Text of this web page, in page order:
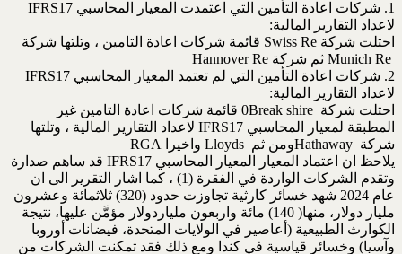
لاعداد التقارير المالية: ‏
احتلت شركة ‏Swiss Re‏ قائمة شركات اعادة التامين ، وتلتها شركة
لاعداد التقارير المالية:‏
احتلت شركة ‏Break shire ‎‏0 قائمة شركات اعادة التامين غير
المطبقة لمعيار المحاسبي ‏IFRS17‎‏ لاعداد التقارير المالية ، وتلتها
شركة ‏Hathaway ‎ومن ثم ‏Lloyds ‎‏ واخيرا ‏RGA
يلاحظ ان اعتماد المعيار المعيار المحاسبي ‏IFRS17‎‏ قد ساهم صدارة
وتقدم الشركات الواردة ‏في الفقرة (1) ، كما اشار التقرير الى ان
عام 2024 شهد خسائر كارثية تجاوزت حدود ‏‏(320) ثلاثمائة وعشرون
مليار دولار، منها( 140) مائة واربعون ملياردولار مؤمَّن ‏عليها، نتيجة
الكوارث الطبيعية (أعاصير في الولايات المتحدة، فيضانات أوروبا
وآسيا) ‏وخسائر قياسية في كندا ومع ذلك فقد تمكنت الشركات من